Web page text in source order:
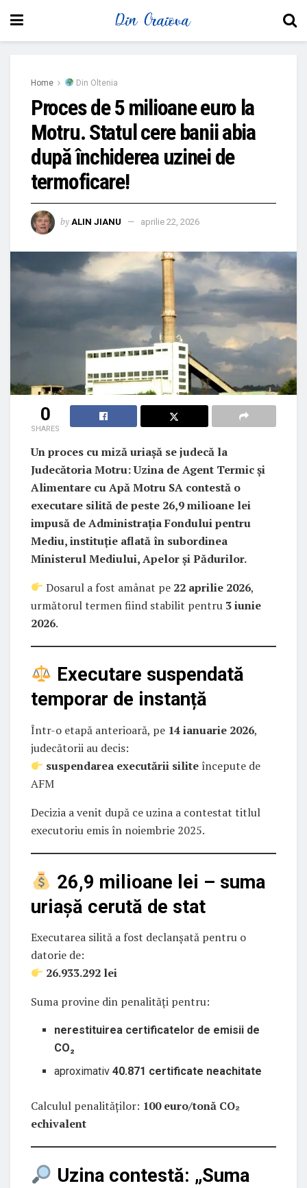
Home Din Oltenia
Proces de 5 milioane euro la
Motru. Statul cere banii abia
după închiderea uzinei de
termoficare!
by ALIN JIANU aprilie 22, 2026
0
SHARES
Un proces cu miză uriașă se judecă la
Judecătoria Motru: Uzina de Agent Termic și
Alimentare cu Apă Motru SA contestă o
executare silită de peste 26,9 milioane lei
impusă de Administrația Fondului pentru
Mediu, instituție aflată în subordinea
Ministerul Mediului, Apelor și Pădurilor.
Dosarul a fost amânat pe 22 aprilie 2026,
următorul termen fiind stabilit pentru 3 iunie
2026.
Executare suspendată
temporar de instanță
Într-o etapă anterioară, pe 14 ianuarie 2026,
judecătorii au decis:
suspendarea executării silite începute de
AFM
Decizia a venit după ce uzina a contestat titlul
executoriu emis în noiembrie 2025.
26,9 milioane lei – suma
uriașă cerută de stat
Executarea silită a fost declanșată pentru o
datorie de:
26.933.292 lei
Suma provine din penalități pentru:
nerestituirea certificatelor de emisii de
CO₂
aproximativ40.871 certificate neachitate
Calculul penalităților: 100 euro/tonă CO₂
echivalent
Uzina contestă: „Suma